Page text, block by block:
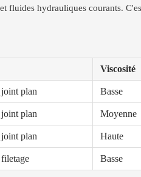
fluides hydrauliques courants.
Viscosité
plan Basse
plan Moyenne
plan Haute
Basse